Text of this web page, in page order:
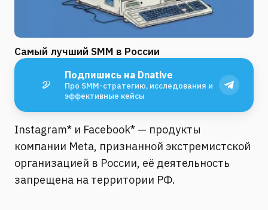
Самый лучший SMM в России
Подпишись на Dnative
Про SMM-стратегию, исследования и
эффективные кейсы
Instagram* и Facebook* — продукты
компании Meta, признанной экстремистской
организацией в России, её деятельность
запрещена на территории РФ.